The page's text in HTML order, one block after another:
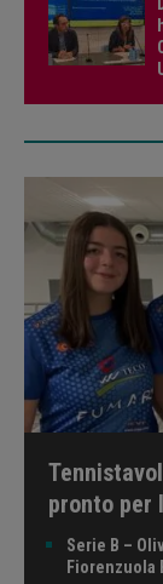
pronto per
Serie B –
Fiorenzuola